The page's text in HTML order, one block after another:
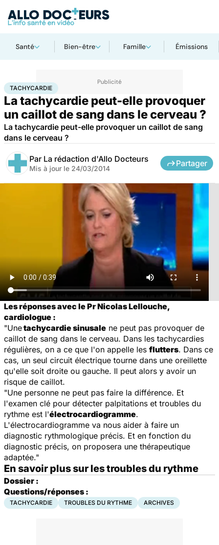
Santé Bien-être Famille Émissions
AccueilSantéTachycardie
TACHYCARDIE
La tachycardie peut-elle provoquer
un caillot de sang dans le cerveau ?
La tachycardie peut-elle provoquer un caillot de sang
dans le cerveau ?
Par La rédaction d'Allo Docteurs
Mis à jour le 24/03/2014
Partager
Les réponses avec le Pr Nicolas Lellouche,
cardiologue :
"Unetachycardie sinusale ne peut pas provoquer de
caillot de sang dans le cerveau. Dans les tachycardies
régulières, on a ce que l'on appelle les flutters. Dans ce
cas, un seul circuit électrique tourne dans une oreillette
qu'elle soit droite ou gauche. Il peut alors y avoir un
risque de caillot.
"Une personne ne peut pas faire la différence. Et
l'examen clé pour détecter palpitations et troubles du
rythme est l'électrocardiogramme.
L'électrocardiogramme va nous aider à faire un
diagnostic rythmologique précis. Et en fonction du
diagnostic précis, on proposera une thérapeutique
adaptée."
En savoir plus sur les troubles du rythme
Dossier :
Questions/réponses :
TACHYCARDIE TROUBLES DU RYTHME ARCHIVES